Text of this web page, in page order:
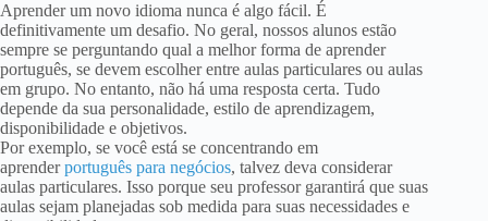
Aprender um novo idioma nunca é algo fácil. É
definitivamente um desafio. No geral, nossos alunos estão
sempre se perguntando qual a melhor forma de aprender
português, se devem escolher entre aulas particulares ou aulas
em grupo. No entanto, não há uma resposta certa. Tudo
depende da sua personalidade, estilo de aprendizagem,
disponibilidade e objetivos.
Por exemplo, se você está se concentrando em
aprenderportuguês para negócios, talvez deva considerar
aulas particulares. Isso porque seu professor garantirá que suas
aulas sejam planejadas sob medida para suas necessidades e